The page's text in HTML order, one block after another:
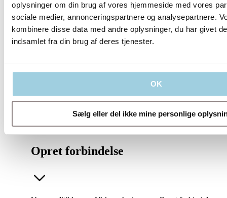
oplysninger om din brug af vores hjemmeside med vores
sociale medier, annonceringspartnere og analysepartnere.
kombinere disse data med andre oplysninger, du har givet
indsamlet fra din brug af deres tjenester.
OK
Sælg eller del ikke mine personlige
Vores politikker
Opret forbindelse